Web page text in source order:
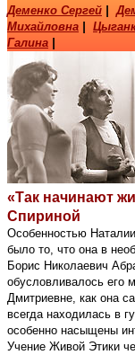
Деменко Сергей
Михайловна
Галина
«Так начинают
Спириной
Особенностью
было то, что она в
Борис Николаевич
обусловливалось его
Дмитриевне, как она
всегда находилась в
особенно насыщены
Учение Живой Этики